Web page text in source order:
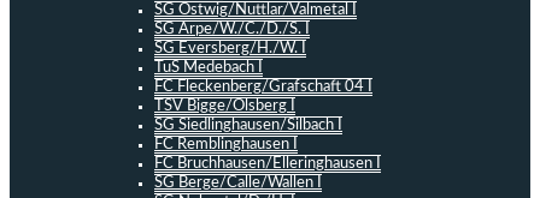
SG Ostwig/Nuttlar/Valmetal I
SG Arpe/W./C./D./S. I
SG Eversberg/H./W. I
TuS Medebach I
FC Fleckenberg/Grafschaft 04 I
TSV Bigge/Olsberg I
SG Siedlinghausen/Silbach I
FC Remblinghausen I
FC Bruchhausen/Elleringhausen I
SG Berge/Calle/Wallen I